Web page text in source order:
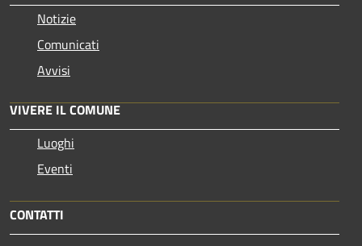
Notizie
Comunicati
Avvisi
VIVERE IL COMUNE
Luoghi
Eventi
CONTATTI